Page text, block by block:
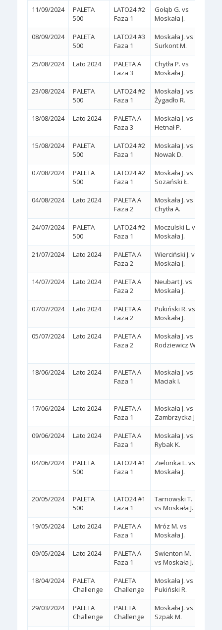
11/09/2024
PALETA
500
LATO24 #2
Faza 1
Gołąb G. vs
Moskała J.
08/09/2024
PALETA
500
LATO24 #3
Faza 1
Moskała J. vs
Surkont M.
25/08/2024 Lato 2024
PALETA A
Faza 3
Chytła P. vs
Moskała J.
23/08/2024
PALETA
500
LATO24 #2
Faza 1
Moskała J. vs
Żygadło R.
18/08/2024 Lato 2024
PALETA A
Faza 3
Moskała J. vs
Hetnał P.
15/08/2024
PALETA
500
LATO24 #2
Faza 1
Moskała J. vs
Nowak D.
07/08/2024
PALETA
500
LATO24 #2
Faza 1
Moskała J. vs
Sozański Ł.
04/08/2024 Lato 2024
PALETA A
Faza 2
Moskała J. vs
Chytła A.
24/07/2024
PALETA
500
LATO24 #2
Faza 1
Moczulski L. vs
Moskała J.
21/07/2024 Lato 2024
PALETA A
Faza 2
Wierciński J. vs
Moskała J.
14/07/2024 Lato 2024
PALETA A
Faza 2
Neubart J. vs
Moskała J.
07/07/2024 Lato 2024
PALETA A
Faza 2
Pukiński R. vs
Moskała J.
05/07/2024 Lato 2024
PALETA A
Faza 2
Moskała J. vs
Rodziewicz W.
18/06/2024 Lato 2024
PALETA A
Faza 1
Moskała J. vs
Maciak I.
17/06/2024 Lato 2024
PALETA A
Faza 1
Moskała J. vs
Zambrzycka J.
09/06/2024 Lato 2024
PALETA A
Faza 1
Moskała J. vs
Rybak K.
04/06/2024
PALETA
500
LATO24 #1
Faza 1
Zielonka L. vs
Moskała J.
20/05/2024
PALETA
500
LATO24 #1
Faza 1
Tarnowski T.
vs Moskała J.
19/05/2024 Lato 2024
PALETA A
Faza 1
Mróz M. vs
Moskała J.
09/05/2024 Lato 2024
PALETA A
Faza 1
Swienton M.
vs Moskała J.
18/04/2024
PALETA
Challenge
PALETA
Challenge
Moskała J. vs
Pukiński R.
29/03/2024
PALETA
Challenge
PALETA
Challenge
Moskała J. vs
Szpak M.